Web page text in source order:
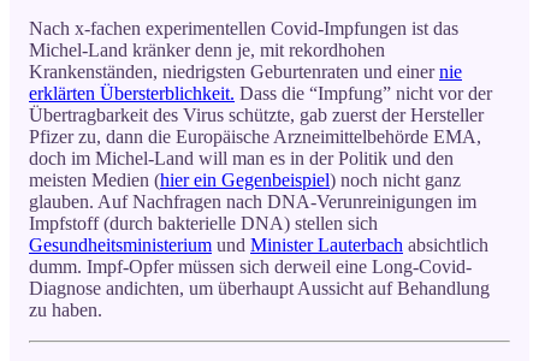
Nach x-fachen experimentellen Covid-Impfungen ist das
Michel-Land kränker denn je, mit rekordhohen
Krankenständen, niedrigsten Geburtenraten und einernie
erklärten Übersterblichkeit. Dass die “Impfung” nicht vor der
Übertragbarkeit des Virus schützte, gab zuerst der Hersteller
Pfizer zu, dann die Europäische Arzneimittelbehörde EMA,
doch im Michel-Land will man es in der Politik und den
meisten Medien (hier ein Gegenbeispiel) noch nicht ganz
glauben. Auf Nachfragen nach DNA-Verunreinigungen im
Impfstoff (durch bakterielle DNA) stellen sich
Gesundheitsministerium und Minister Lauterbach absichtlich
dumm. Impf-Opfer müssen sich derweil eine Long-Covid-
Diagnose andichten, um überhaupt Aussicht auf Behandlung
zu haben.